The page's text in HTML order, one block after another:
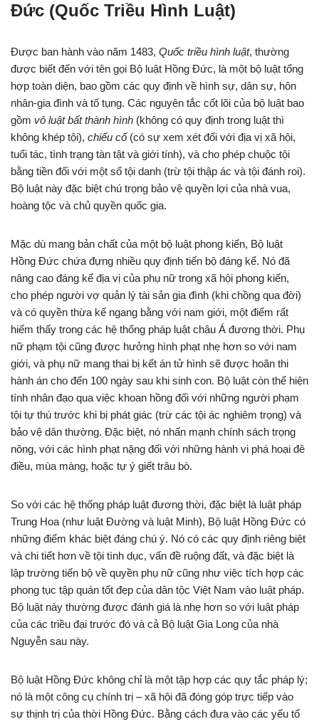
Đức (Quốc Triều Hình Luật)
Được ban hành vào năm 1483, Quốc triều hình luật, thường
được biết đến với tên gọi Bộ luật Hồng Đức, là một bộ luật tổng
hợp toàn diện, bao gồm các quy định về hình sự, dân sự, hôn
nhân-gia đình và tố tụng. Các nguyên tắc cốt lõi của bộ luật bao
gồm vô luật bất thành hình (không có quy định trong luật thì
không khép tội), chiếu cố(có sự xem xét đối với địa vị xã hội,
tuổi tác, tình trạng tàn tật và giới tính), và cho phép chuộc tội
bằng tiền đối với một số tội danh (trừ tội thập ác và tội đánh roi).
Bộ luật này đặc biệt chú trọng bảo vệ quyền lợi của nhà vua,
hoàng tộc và chủ quyền quốc gia.
Mặc dù mang bản chất của một bộ luật phong kiến, Bộ luật
Hồng Đức chứa đựng nhiều quy định tiến bộ đáng kể. Nó đã
nâng cao đáng kể địa vị của phụ nữ trong xã hội phong kiến,
cho phép người vợ quản lý tài sản gia đình (khi chồng qua đời)
và có quyền thừa kế ngang bằng với nam giới, một điểm rất
hiếm thấy trong các hệ thống pháp luật châu Á đương thời. Phụ
nữ phạm tội cũng được hưởng hình phạt nhẹ hơn so với nam
giới, và phụ nữ mang thai bị kết án tử hình sẽ được hoãn thi
hành án cho đến 100 ngày sau khi sinh con. Bộ luật còn thể hiện
tính nhân đạo qua việc khoan hồng đối với những người phạm
tội tự thú trước khi bị phát giác (trừ các tội ác nghiêm trọng) và
bảo vệ dân thường. Đặc biệt, nó nhấn mạnh chính sách trọng
nông, với các hình phạt nặng đối với những hành vi phá hoại đê
điều, mùa màng, hoặc tự ý giết trâu bò.
So với các hệ thống pháp luật đương thời, đặc biệt là luật pháp
Trung Hoa (như luật Đường và luật Minh), Bộ luật Hồng Đức có
những điểm khác biệt đáng chú ý. Nó có các quy định riêng biệt
và chi tiết hơn về tội tình dục, vấn đề ruộng đất, và đặc biệt là
lập trường tiến bộ về quyền phụ nữ cũng như việc tích hợp các
phong tục tập quán tốt đẹp của dân tộc Việt Nam vào luật pháp.
Bộ luật này thường được đánh giá là nhẹ hơn so với luật pháp
của các triều đại trước đó và cả Bộ luật Gia Long của nhà
Nguyễn sau này.
Bộ luật Hồng Đức không chỉ là một tập hợp các quy tắc pháp lý;
nó là một công cụ chính trị – xã hội đã đóng góp trực tiếp vào
sự thịnh trị của thời Hồng Đức. Bằng cách đưa vào các yếu tố